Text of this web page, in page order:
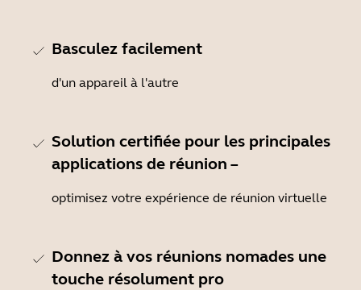
Basculez facilement
d'un appareil à l'autre
Solution certifiée pour les principales
applications de réunion –
optimisez votre expérience de réunion virtuelle
Donnez à vos réunions nomades une
touche résolument pro